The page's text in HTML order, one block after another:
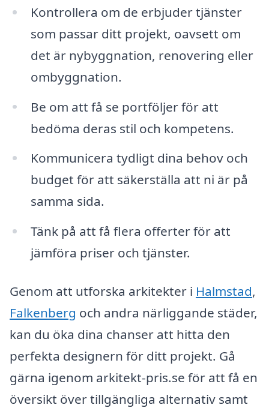
Kontrollera om de erbjuder tjänster
som passar ditt projekt, oavsett om
det är nybyggnation, renovering eller
ombyggnation.
Be om att få se portföljer för att
bedöma deras stil och kompetens.
Kommunicera tydligt dina behov och
budget för att säkerställa att ni är på
samma sida.
Tänk på att få flera offerter för att
jämföra priser och tjänster.
Genom att utforska arkitekter i Halmstad,
Falkenberg och andra närliggande städer,
kan du öka dina chanser att hitta den
perfekta designern för ditt projekt. Gå
gärna igenom arkitekt-pris.se för att få en
översikt över tillgängliga alternativ samt